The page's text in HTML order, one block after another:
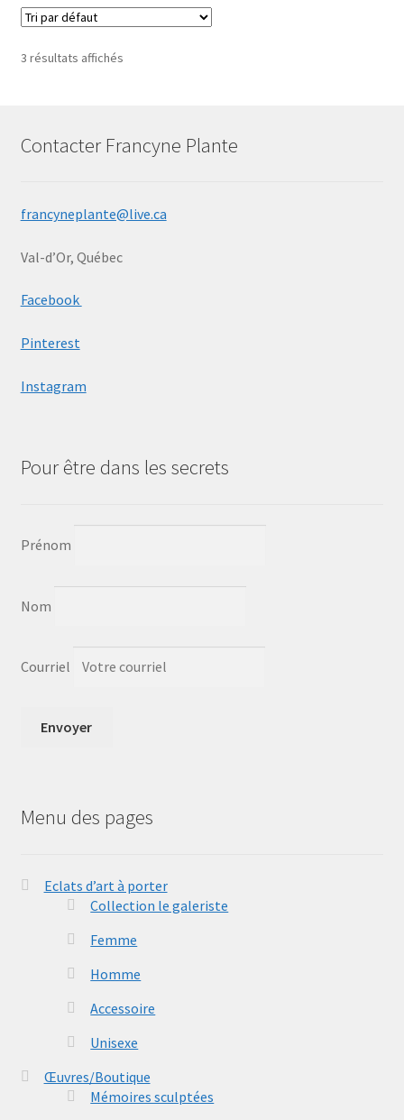
3 résultats affichés
Contacter Francyne Plante
francyneplante@live.ca
Val-d’Or, Québec
Facebook
Pinterest
Instagram
Pour être dans les secrets
Prénom
Nom
Courriel
Menu des pages
Eclats d’art à porter
Collection le galeriste
Femme
Homme
Accessoire
Unisexe
Œuvres/Boutique
Mémoires sculptées